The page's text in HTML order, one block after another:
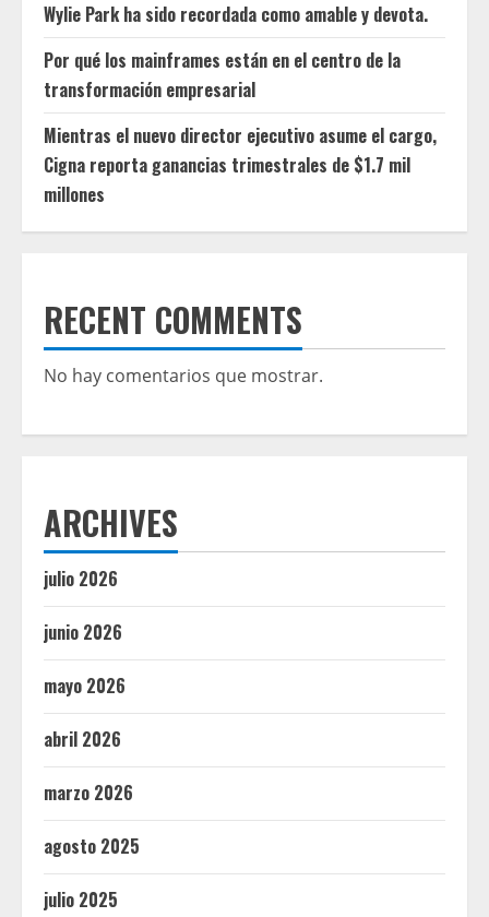
Wylie Park ha sido recordada como amable y devota.
Por qué los mainframes están en el centro de la
transformación empresarial
Mientras el nuevo director ejecutivo asume el cargo,
Cigna reporta ganancias trimestrales de $1.7 mil
millones
RECENT COMMENTS
No hay comentarios que mostrar.
ARCHIVES
julio 2026
junio 2026
mayo 2026
abril 2026
marzo 2026
agosto 2025
julio 2025